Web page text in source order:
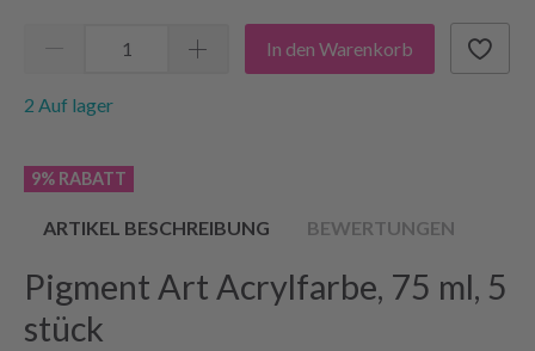
In den Warenkorb
2 Auf lager
9% RABATT
ARTIKEL BESCHREIBUNG BEWERTUNGEN
Pigment Art Acrylfarbe, 75 ml, 5
stück